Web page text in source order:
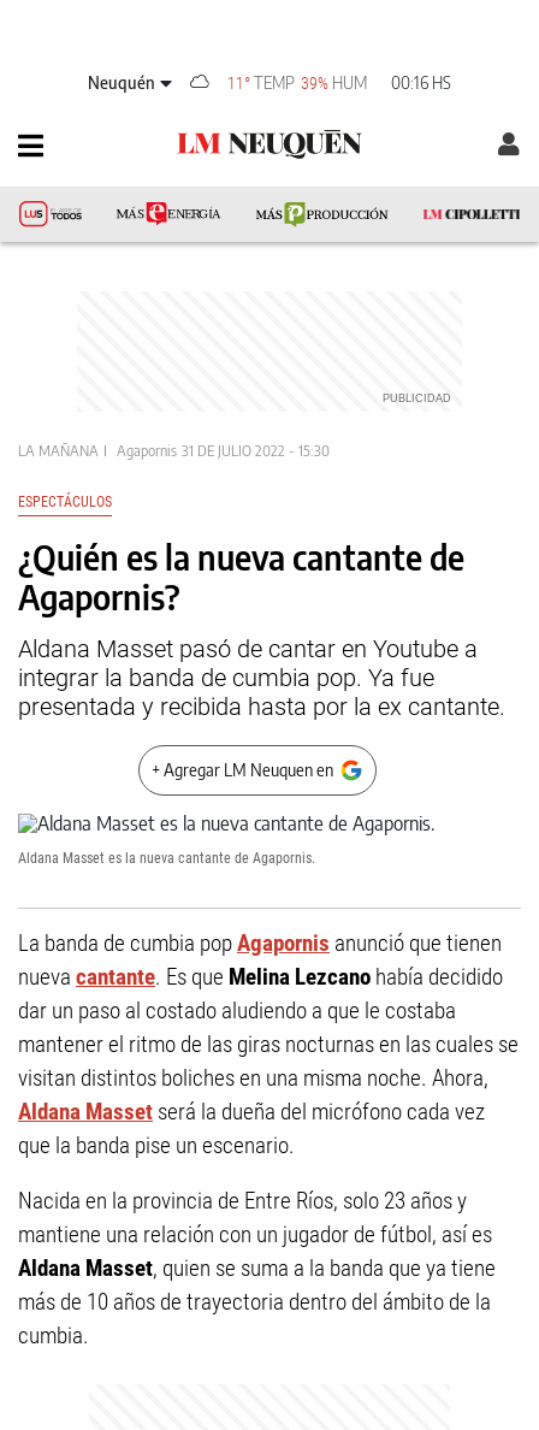
Neuquén 11°TEMP 39% HUM 00:16 HS
LA MAÑANA Agapornis 31 DE JULIO 2022 - 15:30
ESPECTÁCULOS
¿Quién es la nueva cantante de
Agapornis?
Aldana Masset pasó de cantar en Youtube a
integrar la banda de cumbia pop. Ya fue
presentada y recibida hasta por la ex cantante.
+ Agregar LM Neuquen en
Aldana Masset es la nueva cantante de Agapornis.
La banda de cumbia popAgapornis anunció que tienen
nueva cantante. Es que Melina Lezcano había decidido
dar un paso al costado aludiendo a que le costaba
mantener el ritmo de las giras nocturnas en las cuales se
visitan distintos boliches en una misma noche. Ahora,
Aldana Masset será la dueña del micrófono cada vez
que la banda pise un escenario.
Nacida en la provincia de Entre Ríos, solo 23 años y
mantiene una relación con un jugador de fútbol, así es
Aldana Masset, quien se suma a la banda que ya tiene
más de 10 años de trayectoria dentro del ámbito de la
cumbia.